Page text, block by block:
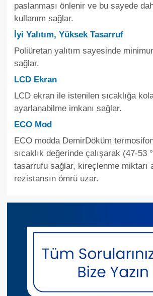
paslanması önlenir ve bu sayede
kullanım sağlar.
İyi Yalıtım, Yüksek Tasarruf
Poliüretan yalıtım sayesinde
sağlar.
LCD Ekran
LCD ekran ile istenilen sıcaklığa
ayarlanabilme imkanı sağlar.
ECO Mod
ECO modda DemirDöküm
sıcaklık değerinde çalışarak (47-53
tasarrufu sağlar, kireçlenme miktarı
rezistansın ömrü uzar.